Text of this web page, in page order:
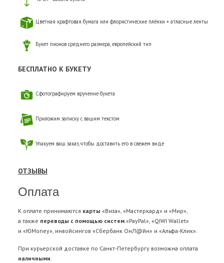
Цветная крафтовая бумага или флористические плёнки + атласные ленты
Букет пионов среднего размера, европейский тип
БЕСПЛАТНО К БУКЕТУ
Сфотографируем вручение букета
Приложим записку с вашим текстом
Упакуем ваш заказ, чтобы доставить его в свежем виде
ОТЗЫВЫ
Оплата
К оплате принимаются карты «Виза», «Мастеркард» и «Мир»,
а также переводы с помощью систем «PayPal», «QIWI Wallet»
и «ЮMoney», инвойсингов «Сбербанк ОнЛ@йн» и «Альфа-Клик».
При курьерской доставке по Санкт-Петербургу возможна оплата
наличными.